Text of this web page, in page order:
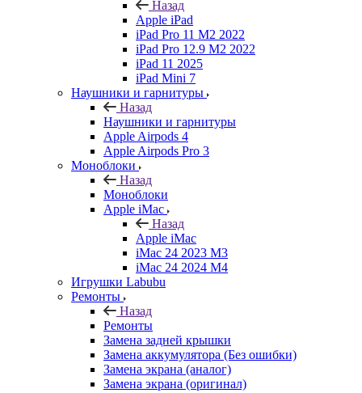
Назад
Apple iPad
iPad Pro 11 M2 2022
iPad Pro 12.9 M2 2022
iPad 11 2025
iPad Mini 7
Наушники и гарнитуры
Назад
Наушники и гарнитуры
Apple Airpods 4
Apple Airpods Pro 3
Моноблоки
Назад
Моноблоки
Apple iMac
Назад
Apple iMac
iMac 24 2023 M3
iMac 24 2024 M4
Игрушки Labubu
Ремонты
Назад
Ремонты
Замена задней крышки
Замена аккумулятора (Без ошибки)
Замена экрана (аналог)
Замена экрана (оригинал)